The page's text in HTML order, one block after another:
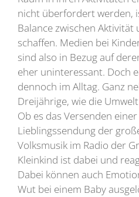
nicht überfordert werden,
Balance zwischen Aktivität
schaffen. Medien bei
sind also in Bezug auf
eher uninteressant. Doch
dennoch im Alltag. Ganz
Dreijährige, wie die
Ob es das Versenden
Lieblingssendung der
Volksmusik im Radio der
Kleinkind ist dabei und
Dabei können auch
Wut bei einem Baby